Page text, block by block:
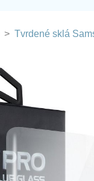
> Tvrdené sklá